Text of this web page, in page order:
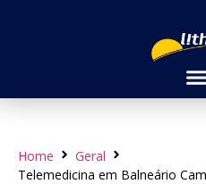
Home
Geral
Telemedicina em Balneário